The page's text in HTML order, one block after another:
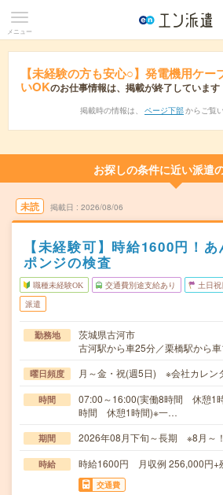
メニュー
【未経験の方も安心○】発電機用ケ
いOKのお仕事情報は、掲載が終了しています
掲載時の情報は、 ページ下部 からご覧
お探しの条件に近い派遣
未読 掲載日 2026/08/06
【未経験可】時給1600円！
ポンジの検査
職種未経験OK 交通費別途支給あり 土日
派遣
勤務地
茨城県古河市
古河駅から車25分／栗橋駅から
曜日頻度 月～金・祝(週5日) ※会社カレン
時間
07:00～16:00(実働8時間 休憩1
時間 休憩1時間)※一…
期間 2026年08月下旬～長期 ※8月～！
時給 時給1600円 月収例 256,000円+
交通費